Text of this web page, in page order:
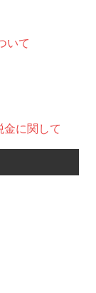
いて
金に関して